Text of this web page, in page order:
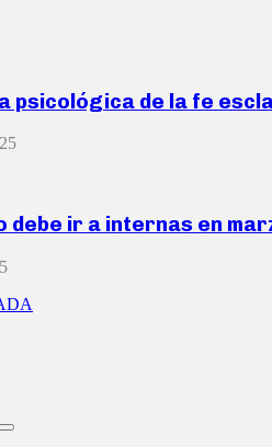
psicológica de la fe
debe ir a internas en
Search